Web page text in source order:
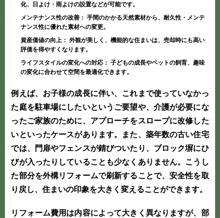
化、日よけ・雨よけの設置などが可能です。
メンテナンス性の改善： 手間のかかる天然素材から、耐久性・メンテ
ナンス性に優れた素材への変更。
資産価値の向上： 外観が美しく、機能的な住まいは、売却時にも高い
評価を得やすくなります。
ライフスタイルの変化への対応： 子どもの成長やペットの飼育、趣味
の変化に合わせて空間を最適化できます。
例えば、お子様の成長に伴い、これまで使っていなかっ
た庭を駐車場にしたいというご要望や、介護が必要にな
ったご家族のために、アプローチをスロープに改修した
いといったケースがあります。また、築年数の古い住宅
では、門扉やフェンスが錆びついたり、ブロック塀にひ
びが入ったりしていることも少なくありません。こうし
た部分を外構リフォームで刷新することで、安全性を取
り戻し、住まいの印象を大きく変えることができます。
リフォーム費用は内容によって大きく異なりますが、部